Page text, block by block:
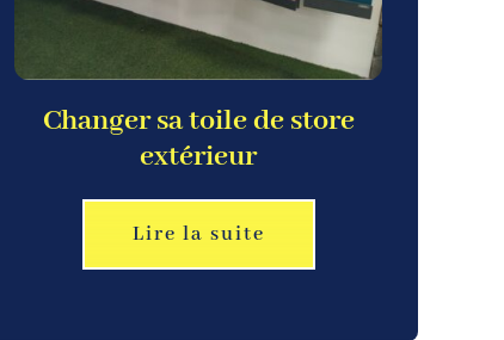
Changer sa toile de store
extérieur
Lire la suite